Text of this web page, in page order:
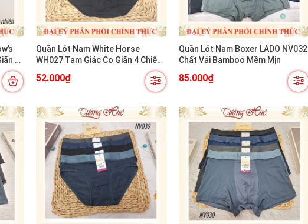
4
Quần Lót Nam White Horse
WH027 Tam Giác Co Giãn 4 Chiều
52.000₫
Quần Lót Nam Boxer LADO NV032
Chất Vải Bamboo Mềm Mịn
85.000₫